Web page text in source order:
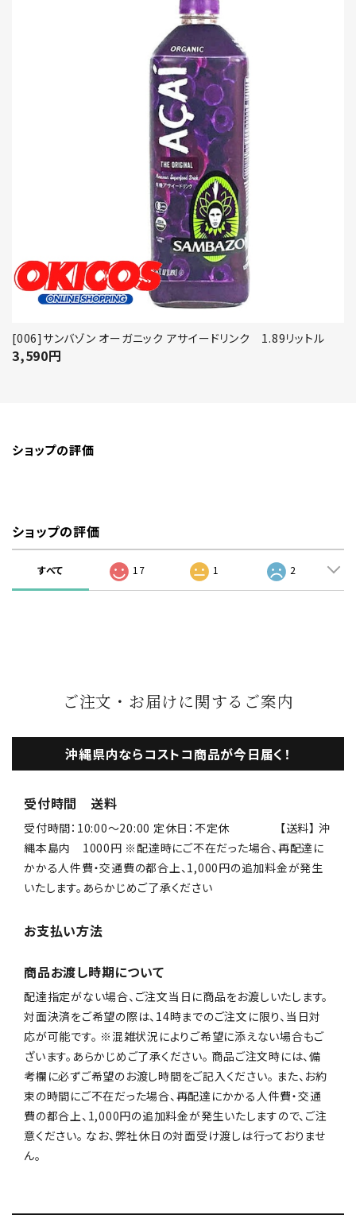
[006]サンバゾン オーガニック アサイードリンク 1.89リットル
3,590円
ショップの評価
ショップの評価
すべて 17 1 2
ご注文・お届けに関するご案内
沖縄県内ならコストコ商品が今日届く！
受付時間 送料
受付時間：10:00〜20:00 定休日：不定休 【送料】 沖
縄本島内 1000円 ※配達時にご不在だった場合、再配達に
かかる人件費・交通費の都合上、1,000円の追加料金が発生
いたします。あらかじめご了承ください
お支払い方法
商品お渡し時期について
配達指定がない場合、ご注文当日に商品をお渡しいたします。
対面決済をご希望の際は、14時までのご注文に限り、当日対
応が可能です。 ※混雑状況によりご希望に添えない場合もご
ざいます。あらかじめご了承ください。 商品ご注文時には、備
考欄に必ずご希望のお渡し時間をご記入ください。 また、お約
束の時間にご不在だった場合、再配達にかかる人件費・交通
費の都合上、1,000円の追加料金が発生いたしますので、ご注
意ください。 なお、弊社休日の対面受け渡しは行っておりませ
ん。